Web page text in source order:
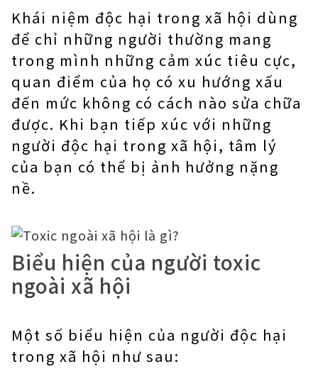
Khái niệm độc hại trong xã hội dùng
để chỉ những người thường mang
trong mình những cảm xúc tiêu cực,
quan điểm của họ có xu hướng xấu
đến mức không có cách nào sửa chữa
được. Khi bạn tiếp xúc với những
người độc hại trong xã hội, tâm lý
của bạn có thể bị ảnh hưởng nặng
nề.
Biểu hiện của người toxic
ngoài xã hội
Một số biểu hiện của người độc hại
trong xã hội như sau: